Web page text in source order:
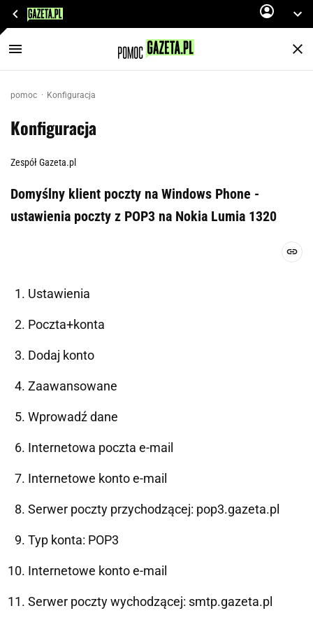
pomoc Konfiguracja
Konfiguracja
Zespół Gazeta.pl
Domyślny klient poczty na Windows Phone -
ustawienia poczty z POP3 na Nokia Lumia 1320
Ustawienia
Poczta+konta
Dodaj konto
Zaawansowane
Wprowadź dane
Internetowa poczta e-mail
Internetowe konto e-mail
Serwer poczty przychodzącej: pop3.gazeta.pl
Typ konta: POP3
Internetowe konto e-mail
Serwer poczty wychodzącej: smtp.gazeta.pl